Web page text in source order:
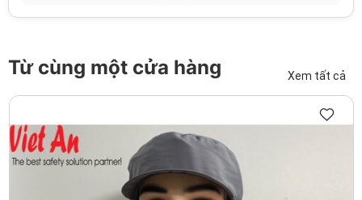
+ S: Dành cho trẻ dưới 1.2m (LỚP 1 TRỞ XUỐNG) XANH
- CHUYÊN DÙNG ĐI MÁY BAY, ĐI HỌC....
DÍNH LIỀN MŨ + BỌC
GIÀY
* Chú ý:
- Áo liền quần, áo có dây kéo khóa, cổ tay và cổ chân bo
- Set đồ bảo hộ dùng một lần.
Từ cùng một cửa hàng Xem tất cả